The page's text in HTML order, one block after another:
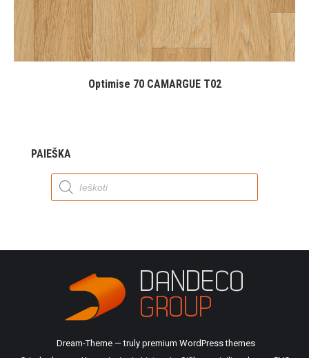
Optimise 70 CAMARGUE T02
PAIEŠKA
Products
search
Dream-Theme — truly premium WordPress themes